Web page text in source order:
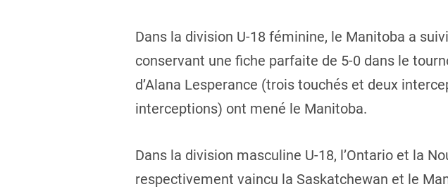
Dans la division U-18 féminine, le Manitoba a
conservant une fiche parfaite de 5-0 dans le
d’Alana Lesperance (trois touchés et deux
interceptions) ont mené le Manitoba.
Dans la division masculine U-18, l’Ontario et la
respectivement vaincu la Saskatchewan et le